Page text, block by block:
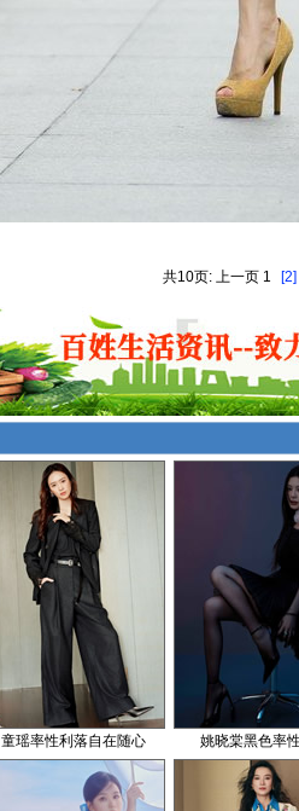
共10页: 上一页 1 [2]
童瑶率性利落自在随心 姚晓棠黑色率